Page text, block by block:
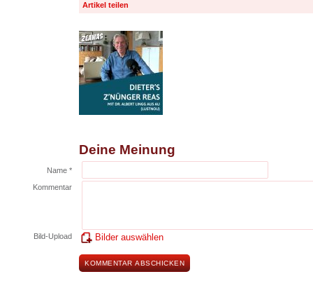
Artikel teilen
Deine Meinung
Name *
Kommentar
Bild-Upload Bilder auswählen